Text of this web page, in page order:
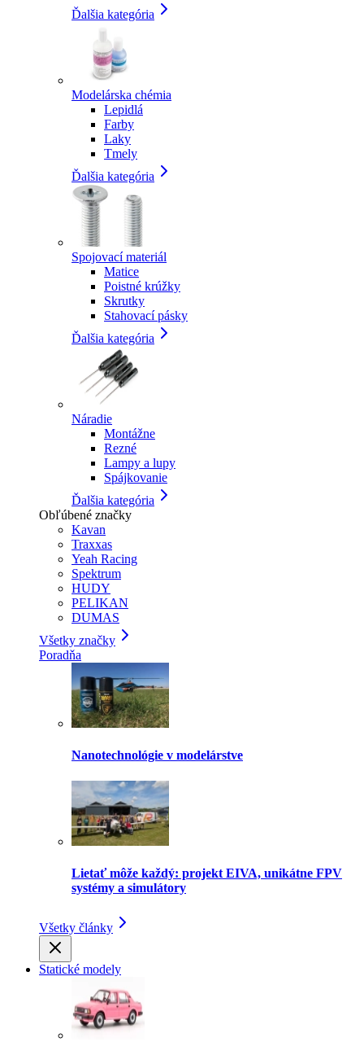
Ďalšia kategória
Modelárska chémia
Lepidlá
Farby
Laky
Tmely
Ďalšia kategória
Spojovací materiál
Matice
Poistné krúžky
Skrutky
Stahovací pásky
Ďalšia kategória
Náradie
Montážne
Rezné
Lampy a lupy
Spájkovanie
Ďalšia kategória
Obľúbené značky
Kavan
Traxxas
Yeah Racing
Spektrum
HUDY
PELIKAN
DUMAS
Všetky značky
Poradňa
Nanotechnológie v modelárstve
Lietať môže každý: projekt EIVA, unikátne FPV
systémy a simulátory
Všetky články
Statické modely